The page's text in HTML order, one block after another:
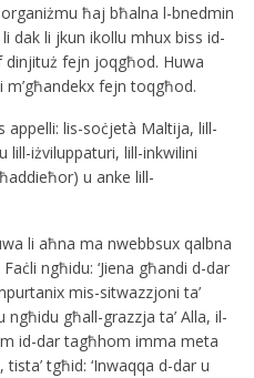
ħaj bħalna l-bnedmin
li jkun ikollu mhux biss id-
fejn joqgħod. Huwa
m’għandekx fejn toqgħod.
lis-soċjetà Maltija, lill-
iżviluppaturi, lill-inkwilini
u anke lill-
li aħna ma nwebbsux qalbna
ngħidu: ‘Jiena għandi d-dar
mis-sitwazzjoni ta’
ngħidu għall-grazzja ta’ Alla, il-
id-dar tagħhom imma meta
tgħid: ‘Inwaqqa d-dar u